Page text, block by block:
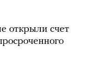
открыли счет